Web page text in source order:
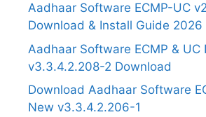
Aadhaar Software ECMP-UC
Download & Install Guide 2026
Aadhaar Software ECMP & UC
v3.3.4.2.208-2 Download
Download Aadhaar Software
New v3.3.4.2.206-1